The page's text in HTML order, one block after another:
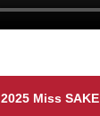
2025 Miss